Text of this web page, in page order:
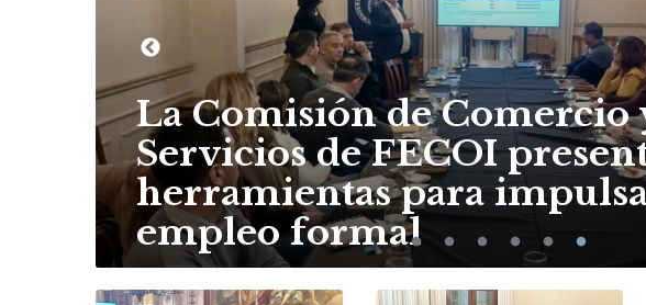
La Comisión de Comercio
Servicios de FECOI
herramientas para
empleo formal